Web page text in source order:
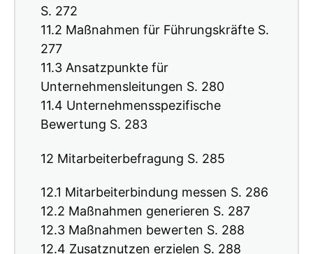
S. 272
11.2 Maßnahmen für Führungskräfte S.
277
11.3 Ansatzpunkte für
Unternehmensleitungen S. 280
11.4 Unternehmensspezifische
Bewertung S. 283
12 Mitarbeiterbefragung S. 285
12.1 Mitarbeiterbindung messen S. 286
12.2 Maßnahmen generieren S. 287
12.3 Maßnahmen bewerten S. 288
12.4 Zusatznutzen erzielen S. 288